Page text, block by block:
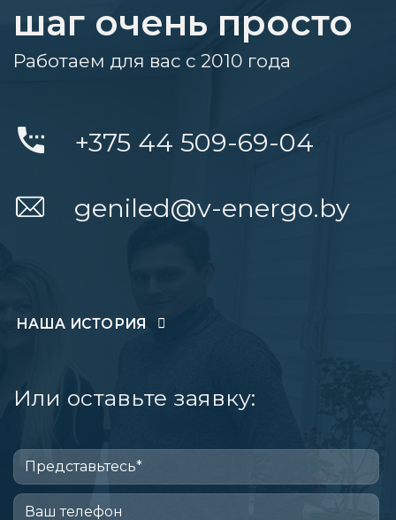
шаг очень просто
Работаем для вас с 2010 года
+375 44 509-69-04
geniled@v-energo.by
НАША ИСТОРИЯ
Или оставьте заявку: